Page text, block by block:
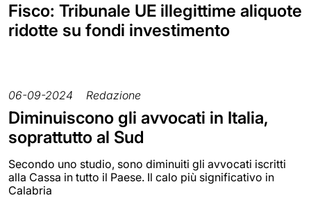
Fisco: Tribunale UE illegittime aliquote
ridotte su fondi investimento
06-09-2024 Redazione
Diminuiscono gli avvocati in Italia,
soprattutto al Sud
Secondo uno studio, sono diminuiti gli avvocati iscritti
alla Cassa in tutto il Paese. Il calo più significativo in
Calabria